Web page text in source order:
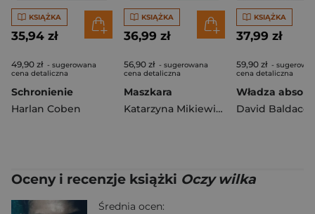
KSIĄŻKA
35,94 zł
49,90 zł - sugerowana
cena detaliczna
Schronienie
Harlan Coben
KSIĄŻKA
36,99 zł
56,90 zł - sugerowana
cena detaliczna
Maszkara
Katarzyna Mikiewicz
KSIĄŻKA
37,99 zł
59,90 zł -
cena detaliczna
Władza
David Baldacci
Oceny i recenzje książki Oczy wilka
Średnia ocen: